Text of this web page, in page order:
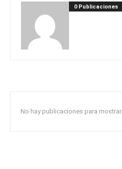
0 Publicaciones
No hay publicaciones para mostrar